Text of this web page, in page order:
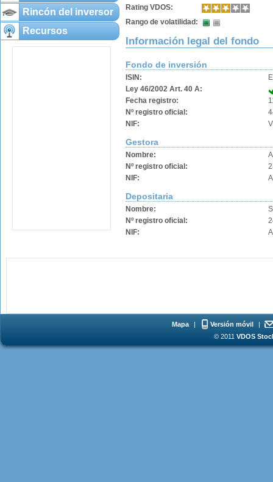
Rincón del inversor
Recursos
Rating VDOS:
Rango de volatilidad:
Información legal del fondo
Fondo de inversión
ISIN:
Ley 46/2002 Art. 40 A:
Fecha registro:
Nº registro oficial:
NIF:
Gestora
Nombre:
Nº registro oficial:
NIF:
Depositaria
Nombre:
Nº registro oficial:
NIF:
Mapa | Versión móvil
|
© 2011 VDOS